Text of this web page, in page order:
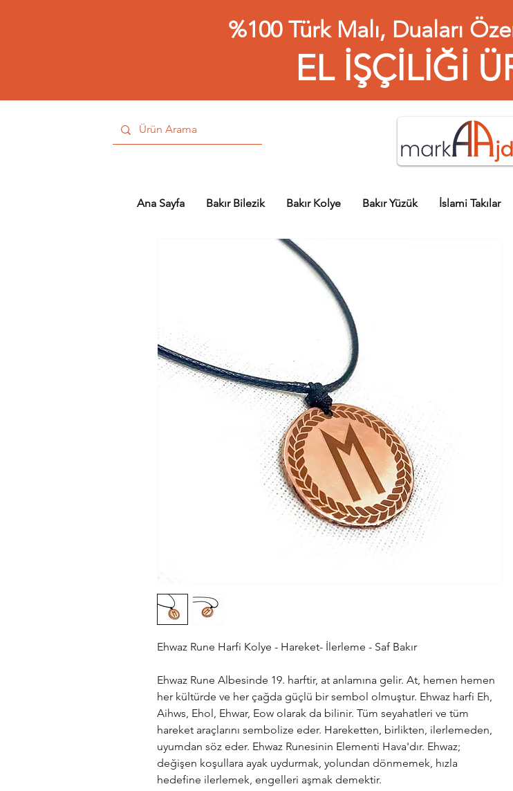
%100 Türk Malı, Duaları
EL İŞÇİLİĞİ
Ana Sayfa Bakır Bilezik Bakır Kolye Bakır Yüzük İslami Takılar
Ehwaz Rune Harfi Kolye - Hareket- İlerleme - Saf Bakır
Ehwaz Rune Albesinde 19. harftir, at anlamına gelir. At, hemen hemen
her kültürde ve her çağda güçlü bir sembol olmuştur. Ehwaz harfi Eh,
Aihws, Ehol, Ehwar, Eow olarak da bilinir. Tüm seyahatleri ve tüm
hareket araçlarını sembolize eder. Hareketten, birlikten, ilerlemeden,
uyumdan söz eder. Ehwaz Runesinin Elementi Hava'dır. Ehwaz;
değişen koşullara ayak uydurmak, yolundan dönmemek, hızla
hedefine ilerlemek, engelleri aşmak demektir.